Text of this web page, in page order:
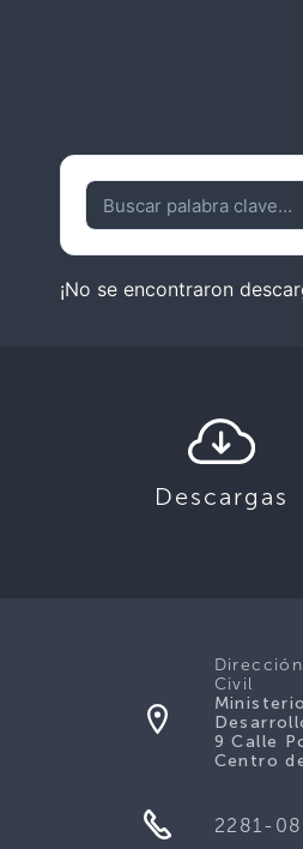
¡No se encontraron
Descargas
Civil
9 Calle
Centro
2281-